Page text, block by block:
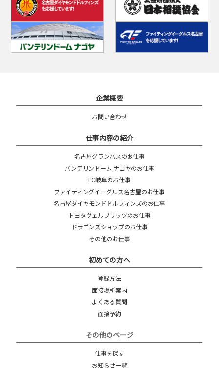
企業概要
お問い合わせ
仕事内容の紹介
名古屋グランパスのお仕事
バンテリンドーム ナゴヤのお仕事
FC岐阜のお仕事
ファイティングイーグルス名古屋のお仕事
名古屋ダイヤモンドドルフィンズのお仕事
トヨタヴェルブリッツのお仕事
ドラゴンズショップのお仕事
その他のお仕事
初めての方へ
登録方法
面接場所案内
よくある質問
面接予約
その他のページ
仕事を探す
お知らせ一覧